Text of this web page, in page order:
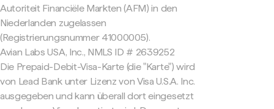
Autoriteit Financiële Markten (AFM) in den
Niederlanden zugelassen
(Registrierungsnummer 41000005).
Avian Labs USA, Inc., NMLS ID # 2639252
Die Prepaid-Debit-Visa-Karte (die "Karte") wird
von Lead Bank unter Lizenz von Visa U.S.A. Inc.
ausgegeben und kann überall dort eingesetzt